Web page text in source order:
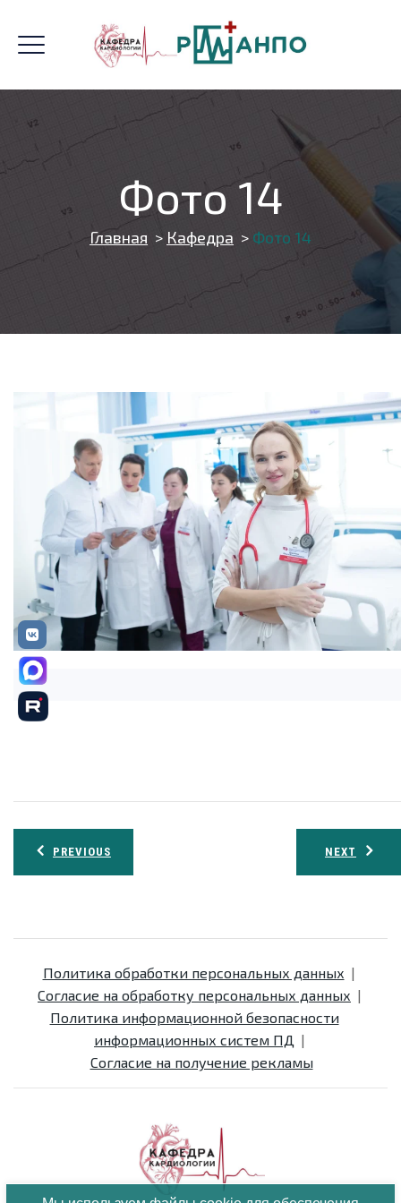
Фото 14
Главная > Кафедра > Фото 14
Навигация
по
PREVIOUS NEXT
Политика обработки персональных данных
Согласие на обработку персональных данных
Политика информационной безопасности
информационных систем ПД
Согласие на получение рекламы